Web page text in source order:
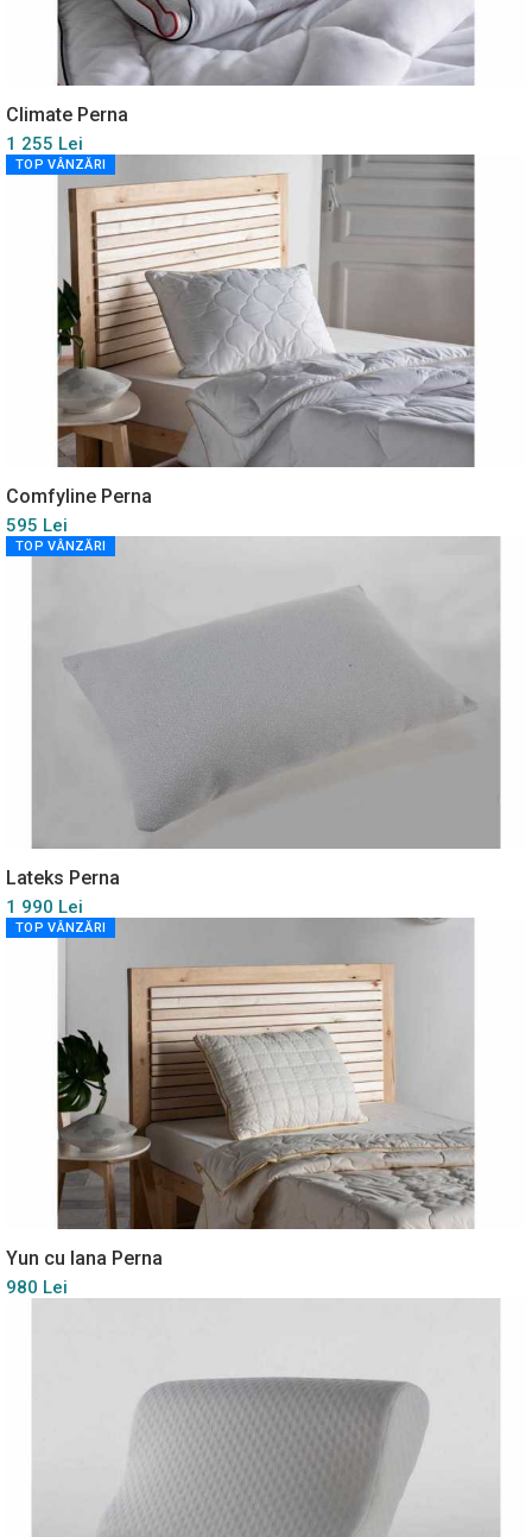
Climate Perna
1 255 Lei
TOP VÂNZĂRI
Comfyline Perna
595 Lei
TOP VÂNZĂRI
Lateks Perna
1 990 Lei
TOP VÂNZĂRI
Yun cu lana Perna
980 Lei